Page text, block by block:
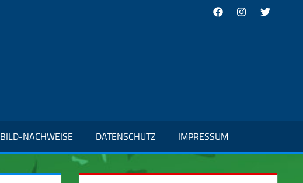
FacebookInstagram
Twitter
BILD-NACHWEISE DATENSCHUTZ IMPRESSUM